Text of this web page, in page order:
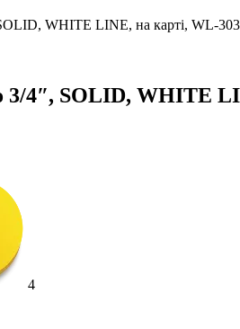
WHITE LINE, на карті, WL-
3/4″, SOLID, WHITE
4